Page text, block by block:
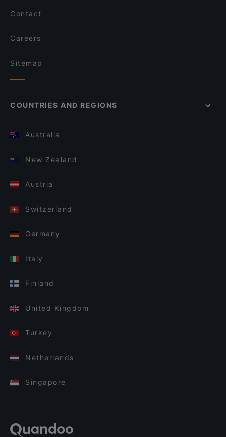
Contact
Careers
Sitemap
COUNTRIES AND REGIONS
Australia
New Zealand
Austria
Switzerland
Germany
Italy
Finland
United Kingdom
Turkey
Netherlands
Singapore